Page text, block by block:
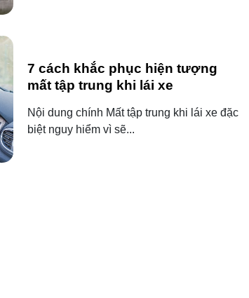
7 cách khắc phục hiện tượng
mất tập trung khi lái xe
Nội dung chính Mất tập trung khi lái xe đặc
biệt nguy hiểm vì sẽ...